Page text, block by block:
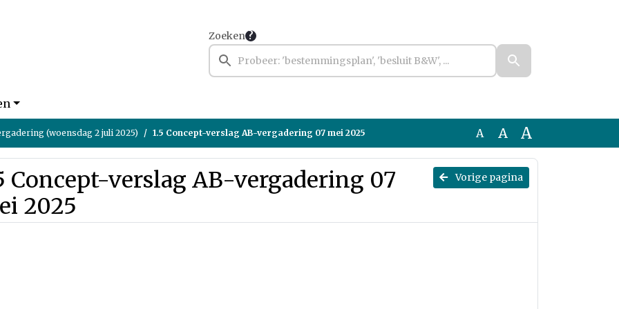
Zoeken
(woensdag 2 juli 2025) 1.5 Concept-verslag AB-vergadering 07 mei 2025 A A A
Vorige pagina
Concept-verslag AB-vergadering 07
2025